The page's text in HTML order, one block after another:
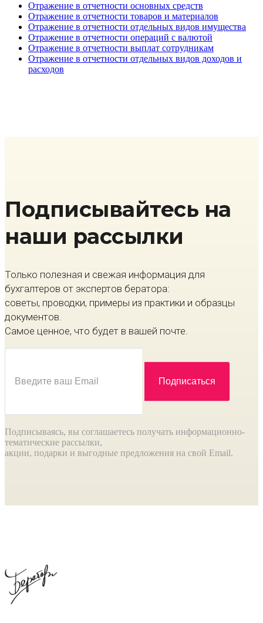
Отражение в отчетности основных средств
Отражение в отчетности товаров и материалов
Отражение в отчетности отдельных видов имущества
Отражение в отчетности операций с валютой
Отражение в отчетности выплат сотрудникам
Отражение в отчетности отдельных видов доходов и
расходов
Подписывайтесь на
наши рассылки
Только полезная и свежая информация для
бухгалтеров от экспертов бератора:
советы, проводки, примеры из практики и образцы
документов.
Самое ценное, что будет в вашей почте.
Подписываясь, вы соглашаетесь получать информационно-
тематические рассылки,
акции, подарки и выгодные предложения на свой Email.